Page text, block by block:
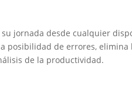
jornada desde cualquier
posibilidad de errores, elimina
de la productividad.